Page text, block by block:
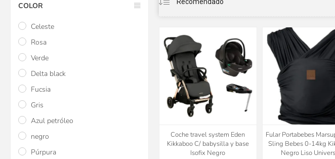
Coche travel system Eden
Kikkaboo C/ babysilla y base
Isofix Negro
Fular Portabebes
Sling Bebes 0-14kg
Negro Liso
COLOR
Celeste
Rosa
Verde
Delta black
Fucsia
Gris
Azul petróleo
negro
Púrpura